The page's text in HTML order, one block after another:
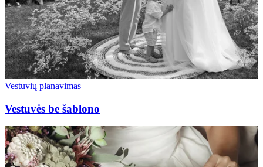
Vestuvių planavimas
Vestuvės be šablono